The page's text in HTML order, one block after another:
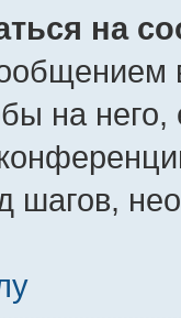
на
на
шагов,